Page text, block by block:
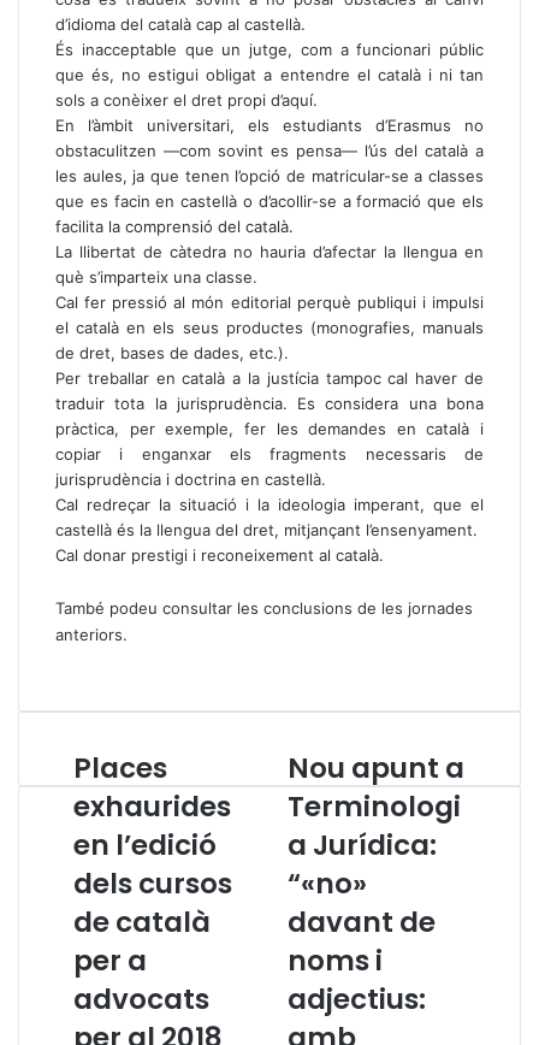
d’idioma del català cap al castellà.
És inacceptable que un jutge, com a funcionari públic
que és, no estigui obligat a entendre el català i ni tan
sols a conèixer el dret propi d’aquí.
En l’àmbit universitari, els estudiants d’Erasmus no
obstaculitzen —com sovint es pensa— l’ús del català a
les aules, ja que tenen l’opció de matricular-se a classes
que es facin en castellà o d’acollir-se a formació que els
facilita la comprensió del català.
La llibertat de càtedra no hauria d’afectar la llengua en
què s’imparteix una classe.
Cal fer pressió al món editorial perquè publiqui i impulsi
el català en els seus productes (monografies, manuals
de dret, bases de dades, etc.).
Per treballar en català a la justícia tampoc cal haver de
traduir tota la jurisprudència. Es considera una bona
pràctica, per exemple, fer les demandes en català i
copiar i enganxar els fragments necessaris de
jurisprudència i doctrina en castellà.
Cal redreçar la situació i la ideologia imperant, que el
castellà és la llengua del dret, mitjançant l’ensenyament.
Cal donar prestigi i reconeixement al català.
També podeu consultar les conclusions de les jornades
anteriors.
P
l
a
c
s
e
x
h
u
Places
exhaurides
en l’edició
dels cursos
de català
per a
advocats
N
o
a
u
n
t
a
e
r
Nou apunt a
Terminologi
a Jurídica:
“«no»
davant de
noms i
adjectius: